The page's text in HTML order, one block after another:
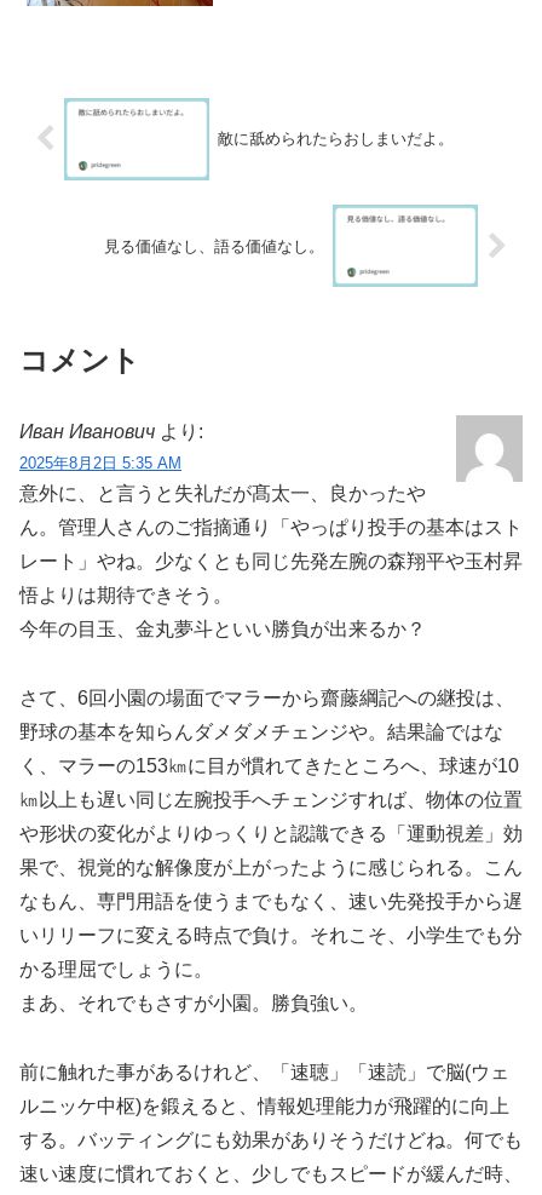
敵に舐められたらおしまいだよ。
見る価値なし、語る価値なし。
コメント
Иван Иванович より:
2025年8月2日 5:35 AM
意外に、と言うと失礼だが髙太一、良かったや
ん。管理人さんのご指摘通り「やっぱり投手の基本はスト
レート」やね。少なくとも同じ先発左腕の森翔平や玉村昇
悟よりは期待できそう。
今年の目玉、金丸夢斗といい勝負が出来るか？
さて、6回小園の場面でマラーから齋藤綱記への継投は、
野球の基本を知らんダメダメチェンジや。結果論ではな
く、マラーの153㎞に目が慣れてきたところへ、球速が10
㎞以上も遅い同じ左腕投手へチェンジすれば、物体の位置
や形状の変化がよりゆっくりと認識できる「運動視差」効
果で、視覚的な解像度が上がったように感じられる。こん
なもん、専門用語を使うまでもなく、速い先発投手から遅
いリリーフに変える時点で負け。それこそ、小学生でも分
かる理屈でしょうに。
まあ、それでもさすが小園。勝負強い。
前に触れた事があるけれど、「速聴」「速読」で脳(ウェ
ルニッケ中枢)を鍛えると、情報処理能力が飛躍的に向上
する。バッティングにも効果がありそうだけどね。何でも
速い速度に慣れておくと、少しでもスピードが緩んだ時、